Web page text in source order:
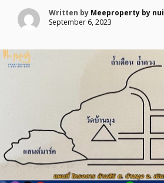
Written by Meeproperty by nui
September 6, 2023